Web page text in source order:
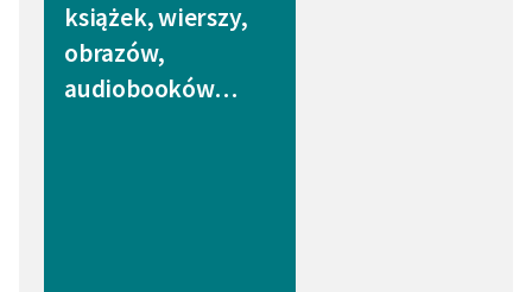
książek, wierszy,
obrazów,
audiobooków…